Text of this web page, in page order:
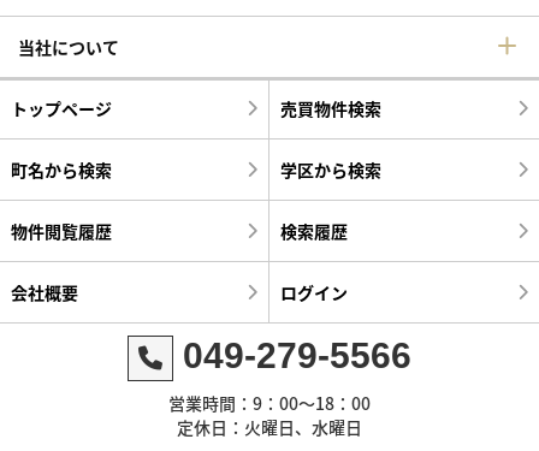
当社について
トップページ 売買物件検索
町名から検索 学区から検索
物件閲覧履歴 検索履歴
会社概要 ログイン
049-279-5566
営業時間：9：00～18：00
定休日：火曜日、水曜日